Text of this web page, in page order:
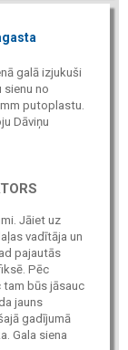
galā izjukuši
sienu no
putoplastu.
Dāviņu
Jāiet uz
vadītāja un
pajautās
Pēc
tam būs jāsauc
jauns
gadījumā
Gala siena